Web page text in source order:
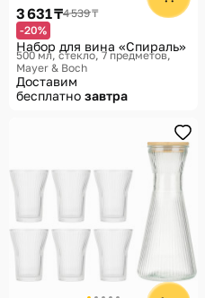
3 631 ₸4 539 ₸
-20%
Набор для вина «Спираль»
500 мл, стекло, 7 предметов
Mayer & Boch
Доставим
бесплатно завтра